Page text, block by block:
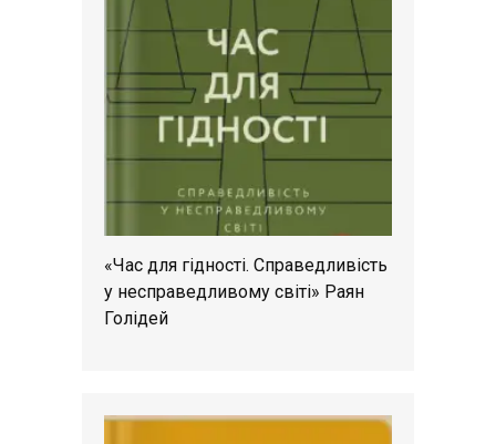
«Час для гідності. Справедливість
у несправедливому світі» Раян
Голідей